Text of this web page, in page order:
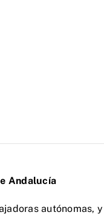
Andalucía